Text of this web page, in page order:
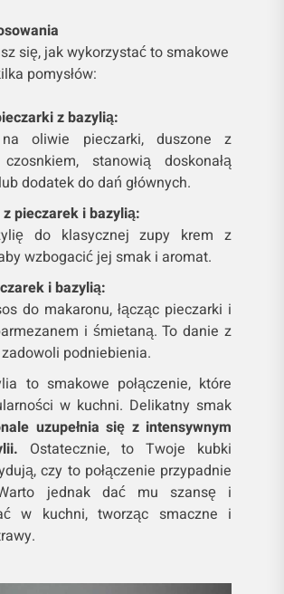
się, jak wykorzystać to smakowe
pomysłów:
z bazylią:
na oliwie pieczarki, duszone z
stanowią doskonałą
dodatek do dań głównych.
pieczarek i bazylią:
do klasycznej zupy krem z
wzbogacić jej smak i aromat.
i bazylią:
do makaronu, łącząc pieczarki i
i śmietaną. To danie z
podniebienia.
to smakowe połączenie, które
w kuchni. Delikatny smak
uzupełnia się z intensywnym
Ostatecznie, to Twoje kubki
czy to połączenie przypadnie
jednak dać mu szansę i
w kuchni, tworząc smaczne i